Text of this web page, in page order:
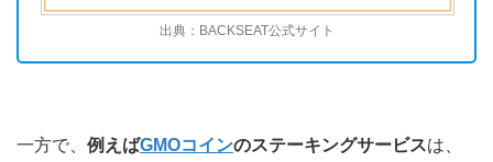
出典：BACKSEAT公式サイト
一方で、 例えばGMOコインのステーキングサービスは、